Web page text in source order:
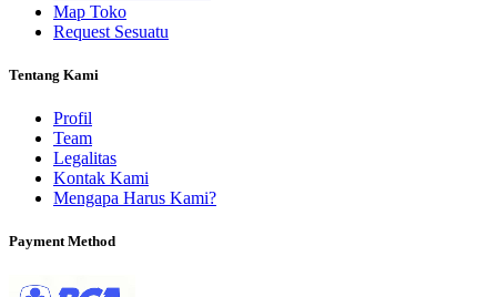
Map Toko
Request Sesuatu
Tentang Kami
Profil
Team
Legalitas
Kontak Kami
Mengapa Harus Kami?
Payment Method